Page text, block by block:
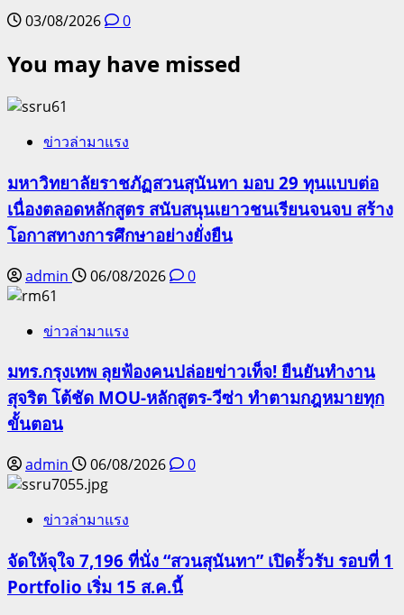
03/08/2026 0
You may have missed
ข่าวล่ามาแรง
มหาวิทยาลัยราชภัฏสวนสุนันทา มอบ 29 ทุนแบบต่อ
เนื่องตลอดหลักสูตร สนับสนุนเยาวชนเรียนจนจบ สร้าง
โอกาสทางการศึกษาอย่างยั่งยืน
admin 06/08/2026 0
ข่าวล่ามาแรง
มทร.กรุงเทพ ลุยฟ้องคนปล่อยข่าวเท็จ! ยืนยันทำงาน
สุจริต โต้ชัด MOU-หลักสูตร-วีซ่า ทำตามกฎหมายทุก
ขั้นตอน
admin 06/08/2026 0
ข่าวล่ามาแรง
จัดให้จุใจ 7,196 ที่นั่ง “สวนสุนันทา” เปิดรั้วรับ รอบที่ 1
Portfolio เริ่ม 15 ส.ค.นี้